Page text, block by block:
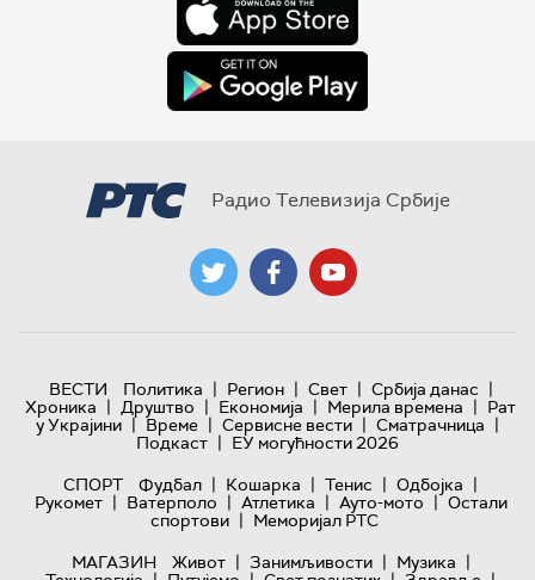
Радио Телевизија Србије
ВЕСТИ Политика | Регион | Свет | Србија данас |
Хроника | Друштво | Економија | Мерила времена | Рат
у Украјини | Време | Сервисне вести | Сматрачница |
Подкаст | ЕУ могућности 2026
СПОРТ
Фудбал | Кошарка | Тенис | Одбојка |
Рукомет | Ватерполо | Атлетика | Ауто-мото | Остали
спортови | Меморијал РТС
МАГАЗИН
Живот | Занимљивости | Музика |